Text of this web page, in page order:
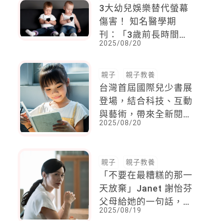
3大幼兒娛樂替代螢幕
傷害！ 知名醫學期
刊：「3歲前長時間看
螢幕破壞大腦溝通能
2025/08/20
親子 親子教養
台灣首屆國際兒少書展
登場，結合科技、互動
與藝術，帶來全新閱讀
體驗
2025/08/20
親子 親子教養
「不要在最糟糕的那一
天放棄」Janet 謝怡芬
父母給她的一句話，成
了啟發爸媽的教養心法
2025/08/19